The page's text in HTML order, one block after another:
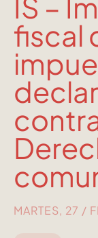
fiscal
MARTES, 27 /